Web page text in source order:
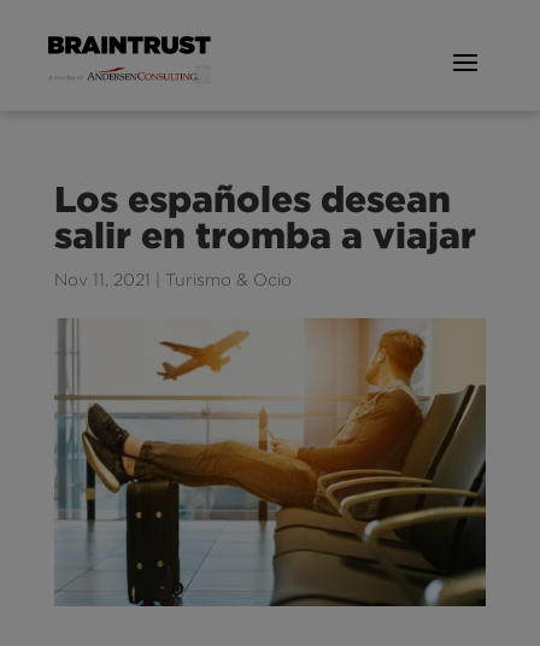
Los españoles desean
salir en tromba a viajar
Nov 11, 2021 Turismo & Ocio